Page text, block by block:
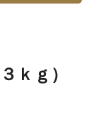
ｋｇ）